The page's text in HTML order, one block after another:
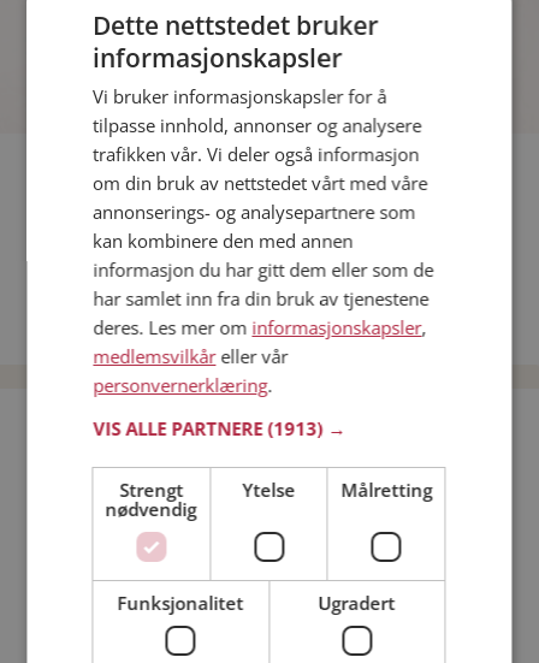
Fler single
Flere singlemenn fra Vefsn: Jørn, Ken,Steinar
Kvinner fra Vefsn
Date kvinner i Norge
Date menn i Norge
Bli medlem gratis!
Jeg er en: Kvinne
Min alder:
Dette nettstedet bruker
informasjonskapsler
Vi bruker informasjonskapsler for å
tilpasse innhold, annonser og analysere
trafikken vår. Vi deler også informasjon
om din bruk av nettstedet vårt med våre
annonserings- og analysepartnere som
kan kombinere den med annen
informasjon du har gitt dem eller som de
har samlet inn fra din bruk av tjenestene
deres. Les mer om informasjonskapsler,
medlemsvilkåreller vår
personvernerklæring.
VIS ALLE PARTNERE(1913) →
Strengt
nødvendig
Ytelse Målretting
Funksjonalitet Ugradert